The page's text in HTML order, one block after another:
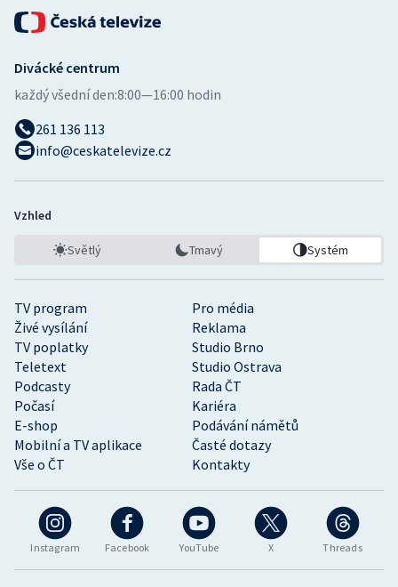
Ostatní
Instagram Facebook YouTube X Threads
TV program
Pro média
Živé vysílání
Reklama
TV poplatky
Studio Brno
Teletext
Studio Ostrava
Podcasty
Rada ČT
Počasí
Kariéra
E-shop
Podávání námětů
Mobilní a TV aplikace
Časté dotazy
Vše o ČT
Kontakty
Divácké centrum
každý všední den:8:00—16:00 hodin
261 136 113
info@ceskatelevize.cz
Vzhled
Světlý Tmavý Systém